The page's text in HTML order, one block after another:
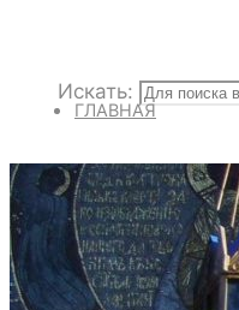
Искать:
ГЛАВНАЯ
О СОБОРЕ
ИСТОРИЯ